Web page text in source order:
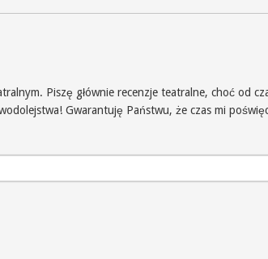
Piszę głównie recenzje teatralne, choć od
Gwarantuję Państwu, że czas mi